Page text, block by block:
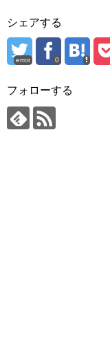
シェアする
error 0
フォローする